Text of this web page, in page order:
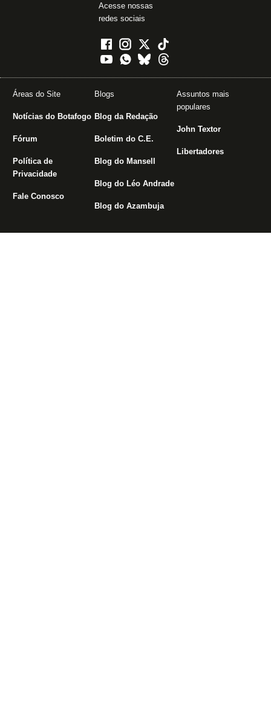
Acesse nossas
redes sociais
Áreas do Site
Notícias do Botafogo
Fórum
Política de
Privacidade
Fale Conosco
Blogs
Blog da Redação
Boletim do C.E.
Blog do Mansell
Blog do Léo Andrade
Blog do Azambuja
Assuntos mais
populares
John Textor
Libertadores